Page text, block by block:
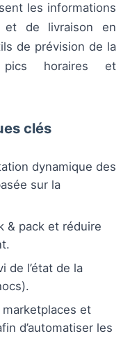
les informations
et de livraison en
de prévision de la
pics horaires et
clés
dynamique des
sur la
& pack et réduire
de l’état de la
et
d’automatiser les